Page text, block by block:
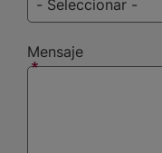
Mensaje